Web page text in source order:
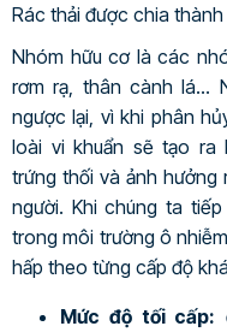
Rác thải được chia
Nhóm hữu cơ là các
rơm rạ, thân cành lá…
ngược lại, vì khi phân
loài vi khuẩn sẽ tạo ra
trứng thối và ảnh hưởng
người. Khi chúng ta
trong môi trường ô
hấp theo từng cấp độ
Mức độ tối cấp: